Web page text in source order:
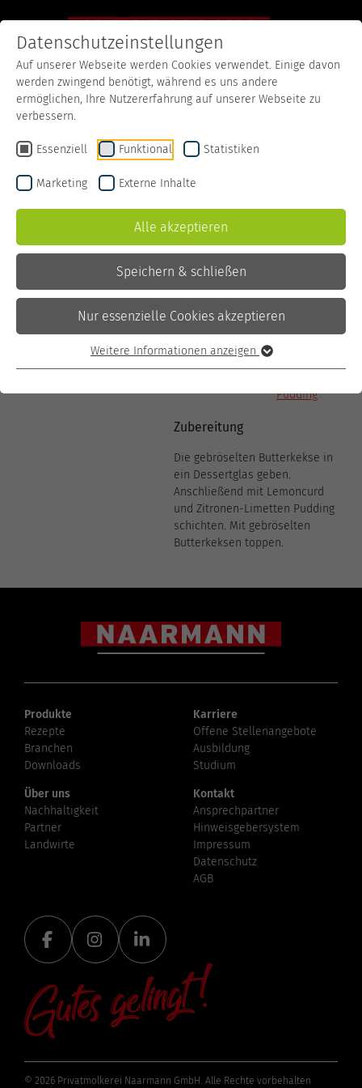
Rezepte Zitronen Limetten Cheesecake Style
Zitronen Limetten
Cheesecake Style
Zubereitungszeit
Zutaten
Butterkekse
(gebröselt)
Lemoncurd
Pudding
Zubereitung
Die gebröselten Butterkekse in
ein Dessertglas geben.
Anschließend mit Lemoncurd
und Zitronen-Limetten Pudding
schichten. Mit gebröselten
Butterkeksen toppen.
Produkte
Rezepte
Branchen
Downloads
Karriere
Offene Stellenangebote
Ausbildung
Studium
Über uns
Nachhaltigkeit
Partner
Landwirte
Kontakt
Ansprechpartner
Hinweisgebersystem
Impressum
Datenschutz
AGB
© 2026 Privatmolkerei Naarmann GmbH. Alle Rechte vorbehalten
Datenschutzeinstellungen
Auf unserer Webseite werden Cookies verwendet. Einige davon
werden zwingend benötigt, während es uns andere
ermöglichen, Ihre Nutzererfahrung auf unserer Webseite zu
verbessern.
Essenziell Funktional Statistiken
Marketing Externe Inhalte
Alle akzeptieren
Speichern & schließen
Nur essenzielle Cookies akzeptieren
Weitere Informationen anzeigen